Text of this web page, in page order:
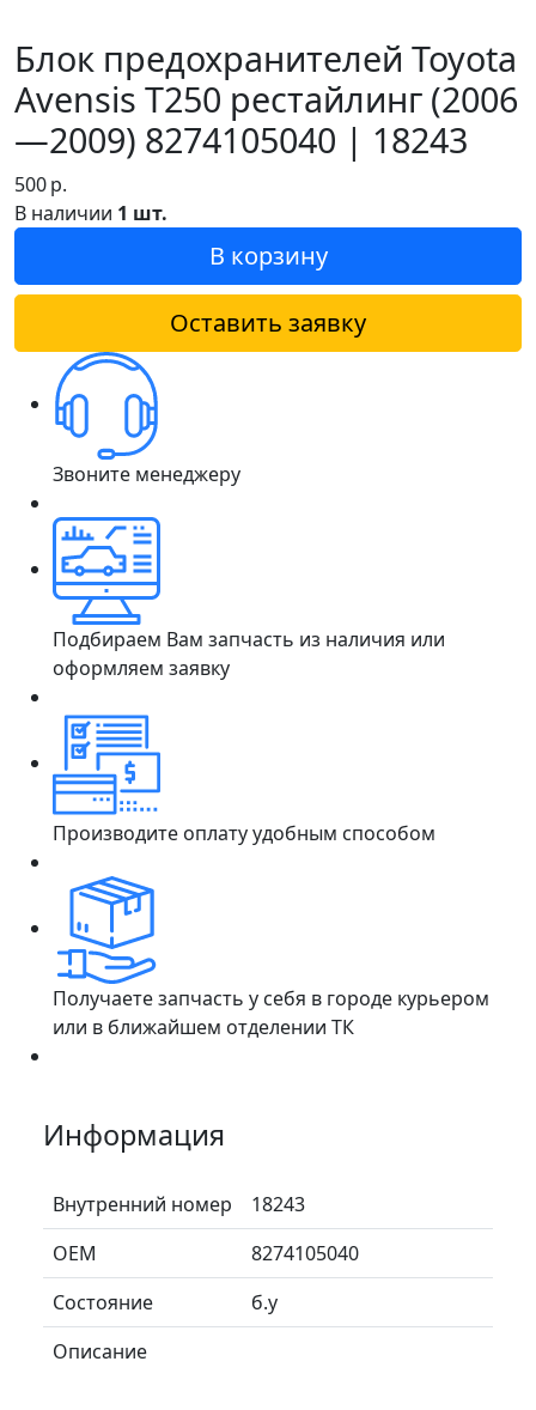
Блок предохранителей Toyota
Avensis T250 рестайлинг (2006
—2009) 8274105040 | 18243
500р.
В наличии 1 шт.
В корзину
Оставить заявку
Звоните менеджеру
Подбираем Вам запчасть из наличия или
оформляем заявку
Производите оплату удобным способом
Получаете запчасть у себя в городе курьером
или в ближайшем отделении ТК
Информация
Внутренний номер
18243
ОЕМ
8274105040
Состояние
б.у
Описание